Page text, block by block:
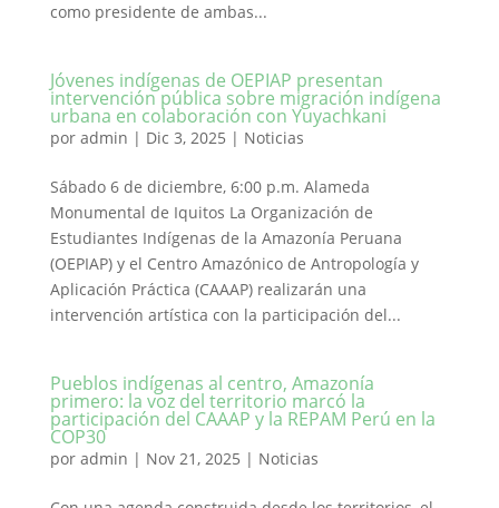
como presidente de ambas...
Jóvenes indígenas de OEPIAP presentan
intervención pública sobre migración indígena
urbana en colaboración con Yuyachkani
por admin | Dic 3, 2025 | Noticias
Sábado 6 de diciembre, 6:00 p.m. Alameda
Monumental de Iquitos La Organización de
Estudiantes Indígenas de la Amazonía Peruana
(OEPIAP) y el Centro Amazónico de Antropología y
Aplicación Práctica (CAAAP) realizarán una
intervención artística con la participación del...
Pueblos indígenas al centro, Amazonía
primero: la voz del territorio marcó la
participación del CAAAP y la REPAM Perú en la
COP30
por admin | Nov 21, 2025 | Noticias